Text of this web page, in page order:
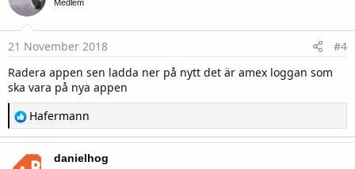
o
:
Medlem
21 November 2018
#4
Radera appen sen ladda ner på nytt det är amex loggan som
ska vara på nya appen
R
a
t
Hafermann
danielhog